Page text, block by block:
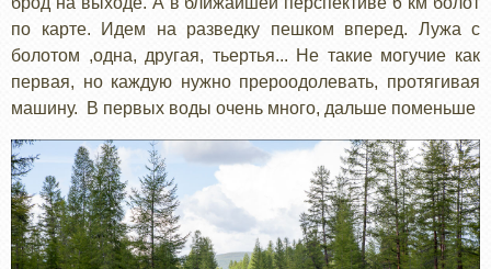
по карте. Идем на разведку пешком вперед. Лужа с
болотом ,одна, другая, тьертья... Не такие могучие как
первая, но каждую нужно прероодолевать, протягивая
машину. В первых воды очень много, дальше поменьше